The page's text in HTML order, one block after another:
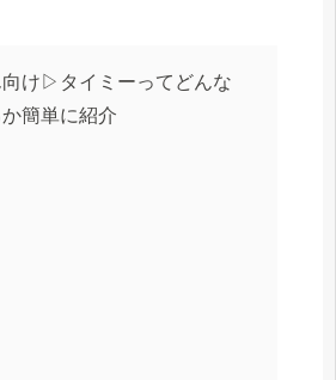
け▷タイミーってどんな
簡単に紹介